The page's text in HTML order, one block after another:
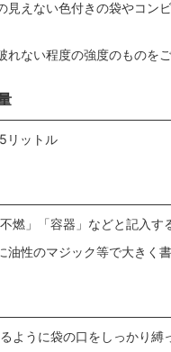
見えない色付きの袋やコン
れない程度の強度のものをご
リットル
燃」「容器」などと記入す
油性のマジック等で大きく書
ように袋の口をしっかり縛